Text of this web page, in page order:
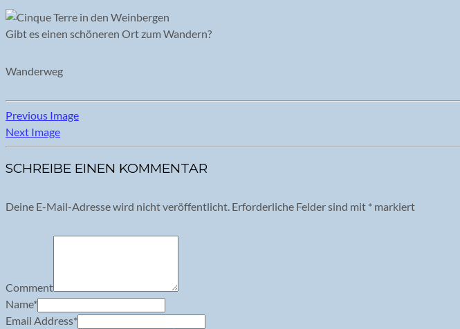
Gibt es einen schöneren Ort zum Wandern?
Wanderweg
Previous Image
Next Image
SCHREIBE EINEN KOMMENTAR
Deine E-Mail-Adresse wird nicht veröffentlicht. Erforderliche Felder sind mit * markiert
Comment
Name*
Email Address*